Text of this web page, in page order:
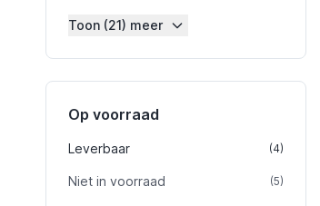
Toon (21) meer
Op voorraad
Leverbaar (4)product
Niet in voorraad (5)product